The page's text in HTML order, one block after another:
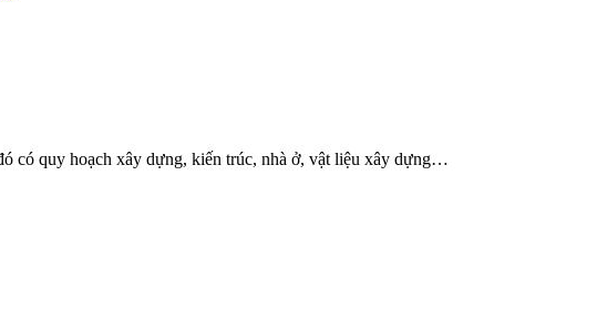
có quy hoạch xây dựng, kiến trúc, nhà ở, vật liệu xây dựng…